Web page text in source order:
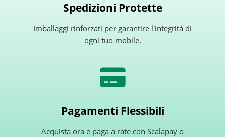
Spedizioni Protette
Imballaggi rinforzati per garantire l'integrità di
ogni tuo mobile.
Pagamenti Flessibili
Acquista ora e paga a rate con Scalapay o